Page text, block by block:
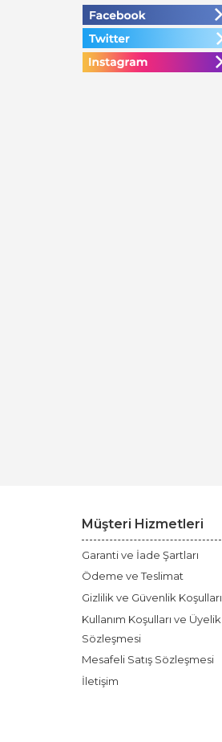
Müşteri Hizmetleri
Garanti ve İade Şartları
Ödeme ve Teslimat
Gizlilik ve Güvenlik Koşulları
Kullanım Koşulları ve Üyelik
Sözleşmesi
Mesafeli Satış Sözleşmesi
İletişim